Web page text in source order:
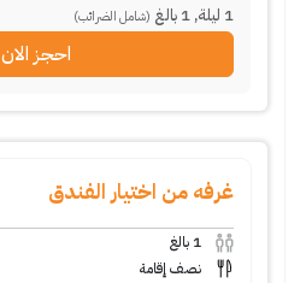
1 ليلة,
1 بالغ (شامل الضرائب)
احجز الان
غرفه من اختيار الفندق
1 بالغ
نصف إقامة